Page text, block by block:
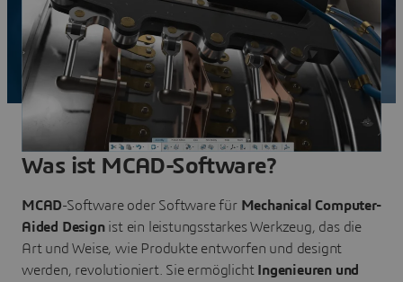
Was ist MCAD-Software?
MCAD-Software oder Software für Mechanical Computer-
Aided Designist ein leistungsstarkes Werkzeug, das die
Art und Weise, wie Produkte entworfen und designt
werden, revolutioniert. Sie ermöglicht
Ingenieuren und